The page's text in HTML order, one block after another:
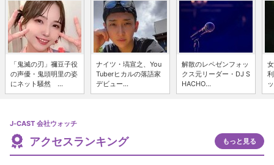
「鬼滅の刃」禰豆子役
の声優・鬼頭明里の姿
にネット騒然 ...
ナイツ・塙宣之、You
Tuberヒカルの落語家
デビュー...
解散のレペゼンフォッ
クス元リーダー・DJ S
HACHO...
J-CAST 会社ウォッチ
アクセスランキング もっと見る